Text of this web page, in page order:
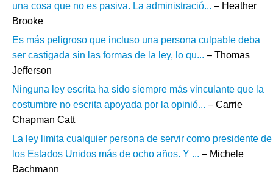
una cosa que no es pasiva. La administració... – Heather
Brooke
Es más peligroso que incluso una persona culpable deba
ser castigada sin las formas de la ley, lo qu... – Thomas
Jefferson
Ninguna ley escrita ha sido siempre más vinculante que la
costumbre no escrita apoyada por la opinió... – Carrie
Chapman Catt
La ley limita cualquier persona de servir como presidente de
los Estados Unidos más de ocho años. Y ... – Michele
Bachmann